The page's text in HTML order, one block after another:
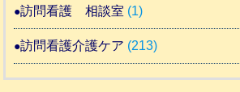
訪問看護 相談室 (1)
訪問看護介護ケア (213)